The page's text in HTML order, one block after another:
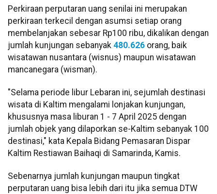
Perkiraan perputaran uang senilai ini merupakan
perkiraan terkecil dengan asumsi setiap orang
membelanjakan sebesar Rp100 ribu, dikalikan dengan
jumlah kunjungan sebanyak 480.626 orang, baik
wisatawan nusantara (wisnus) maupun wisatawan
mancanegara (wisman).
"Selama periode libur Lebaran ini, sejumlah destinasi
wisata di Kaltim mengalami lonjakan kunjungan,
khususnya masa liburan 1 - 7 April 2025 dengan
jumlah objek yang dilaporkan se-Kaltim sebanyak 100
destinasi," kata Kepala Bidang Pemasaran Dispar
Kaltim Restiawan Baihaqi di Samarinda, Kamis.
Sebenarnya jumlah kunjungan maupun tingkat
perputaran uang bisa lebih dari itu jika semua DTW